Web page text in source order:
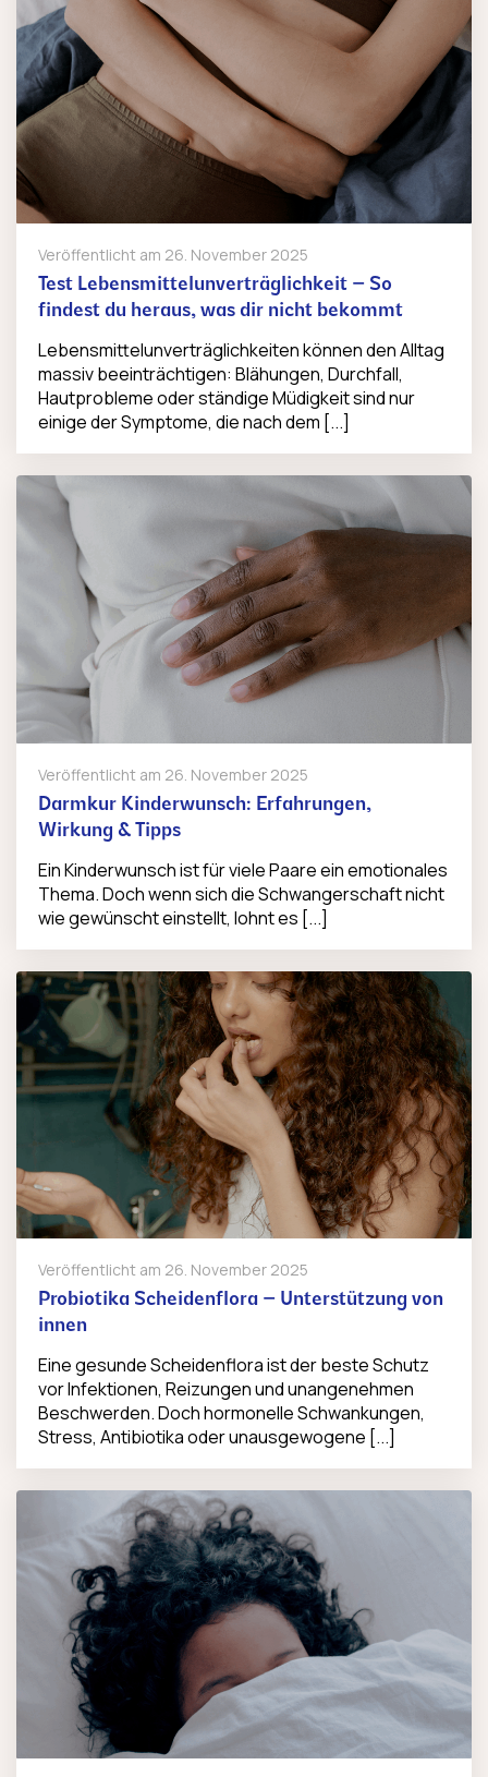
Veröffentlicht am 26. November 2025
Test Lebensmittelunverträglichkeit – So
findest du heraus, was dir nicht bekommt
Lebensmittelunverträglichkeiten können den Alltag
massiv beeinträchtigen: Blähungen, Durchfall,
Hautprobleme oder ständige Müdigkeit sind nur
einige der Symptome, die nach dem [...]
Veröffentlicht am 26. November 2025
Darmkur Kinderwunsch: Erfahrungen,
Wirkung & Tipps
Ein Kinderwunsch ist für viele Paare ein emotionales
Thema. Doch wenn sich die Schwangerschaft nicht
wie gewünscht einstellt, lohnt es [...]
Veröffentlicht am 26. November 2025
Probiotika Scheidenflora – Unterstützung von
innen
Eine gesunde Scheidenflora ist der beste Schutz
vor Infektionen, Reizungen und unangenehmen
Beschwerden. Doch hormonelle Schwankungen,
Stress, Antibiotika oder unausgewogene [...]